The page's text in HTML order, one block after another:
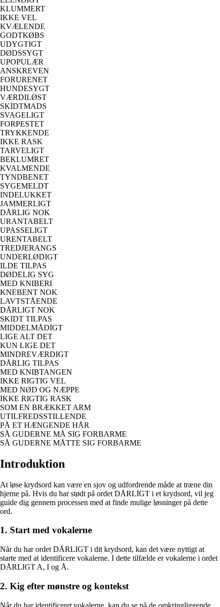
KLUMMERT
IKKE VEL
KVÆLENDE
GODTKØBS
UDYGTIGT
DØDSSYGT
UPOPULÆR
ANSKREVEN
FORURENET
HUNDESYGT
VÆRDILØST
SKIDTMADS
SVAGELIGT
FORPESTET
TRYKKENDE
IKKE RASK
TARVELIGT
BEKLUMRET
KVALMENDE
TYNDBENET
SYGEMELDT
INDELUKKET
JAMMERLIGT
DÅRLIG NOK
URANTABELT
UPASSELIGT
URENTABELT
TREDJERANGS
UNDERLØDIGT
ILDE TILPAS
DØDELIG SYG
MED KNIBERI
KNEBENT NOK
LAVTSTÅENDE
DÅRLIGT NOK
SKIDT TILPAS
MIDDELMÅDIGT
LIGE ALT DET
KUN LIGE DET
MINDREVÆRDIGT
DÅRLIG TILPAS
MED KNIBTANGEN
IKKE RIGTIG VEL
MED NØD OG NÆPPE
IKKE RIGTIG RASK
SOM EN BRÆKKET ARM
UTILFREDSSTILLENDE
PÅ ET HÆNGENDE HÅR
SÅ GUDERNE MÅ SIG FORBARME
SÅ GUDERNE MÅTTE SIG FORBARME
Introduktion
At løse krydsord kan være en sjov og udfordrende måde at træne din
hjerne på. Hvis du har stødt på ordet DÅRLIGT i et krydsord, vil jeg
guide dig gennem processen med at finde mulige løsninger på dette
ord.
1. Start med vokalerne
Når du har ordet DÅRLIGT i dit krydsord, kan det være nyttigt at
starte med at identificere vokalerne. I dette tilfælde er vokalerne i ordet
DÅRLIGT A, I og Å.
2. Kig efter mønstre og kontekst
Når du har identificeret vokalerne, kan du se på de omkringliggende